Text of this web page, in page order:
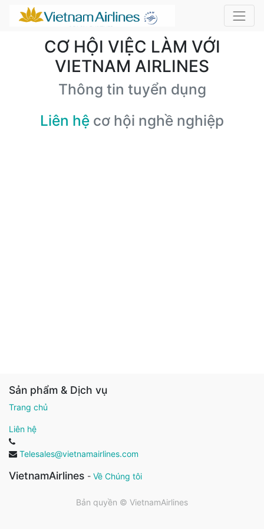
CƠ HỘI VIỆC LÀM VỚI
VIETNAM AIRLINES
Thông tin tuyển dụng
Liên hệ cơ hội nghề nghiệp
Sản phẩm & Dịch vụ
Trang chủ
Liên hệ
Telesales@vietnamairlines.com
VietnamAirlines - Về Chúng tôi
Bản quyền © VietnamAirlines